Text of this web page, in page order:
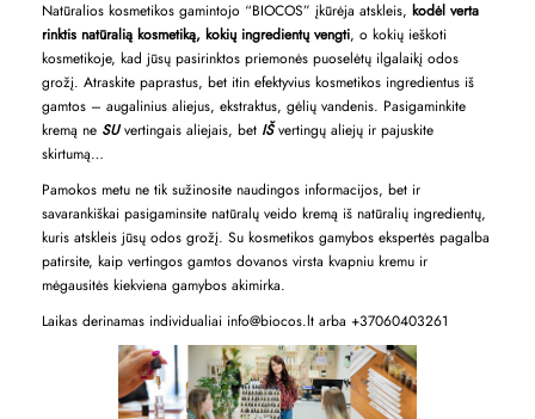
Natūralios kosmetikos gamintojo “BIOCOS” įkūrėja atskleis, kodėl verta
rinktis natūralią kosmetiką, kokių ingredientų vengti, o kokių ieškoti
kosmetikoje, kad jūsų pasirinktos priemonės puoselėtų ilgalaikį odos
grožį. Atraskite paprastus, bet itin efektyvius kosmetikos ingredientus iš
gamtos – augalinius aliejus, ekstraktus, gėlių vandenis. Pasigaminkite
kremą ne SUvertingais aliejais, bet IŠvertingų aliejų ir pajuskite
skirtumą…
Pamokos metu ne tik sužinosite naudingos informacijos, bet ir
savarankiškai pasigaminsite natūralų veido kremą iš natūralių ingredientų,
kuris atskleis jūsų odos grožį. Su kosmetikos gamybos ekspertės pagalba
patirsite, kaip vertingos gamtos dovanos virsta kvapniu kremu ir
mėgausitės kiekviena gamybos akimirka.
Laikas derinamas individualiai info@biocos.lt arba +37060403261